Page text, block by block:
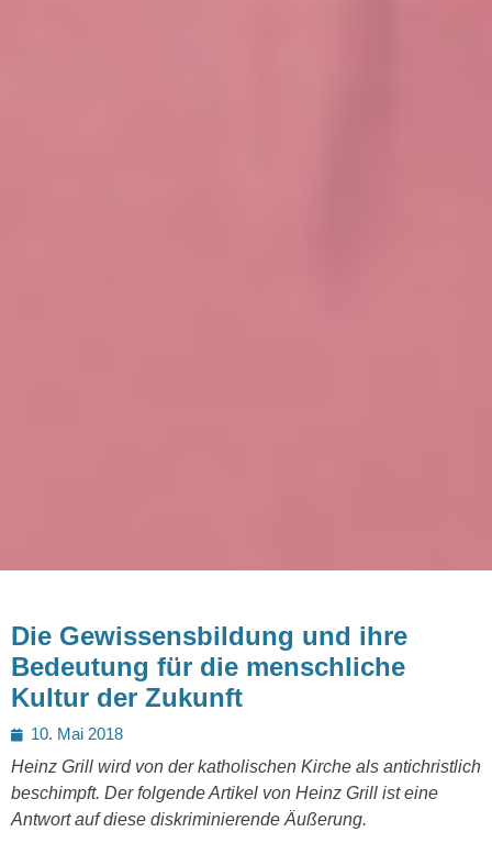
Die Gewissensbildung und ihre
Bedeutung für die menschliche
Kultur der Zukunft
Posted
on
10. Mai 2018
Heinz Grill wird von der katholischen Kirche als antichristlich
beschimpft. Der folgende Artikel von Heinz Grill ist eine
Antwort auf diese diskriminierende Äußerung.